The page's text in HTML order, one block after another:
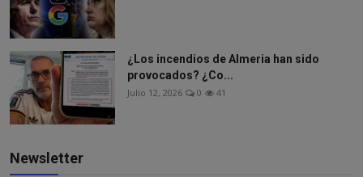
¿Los incendios de Almeria han sido
provocados? ¿Co...
Julio 12, 2026 0 41
Newsletter